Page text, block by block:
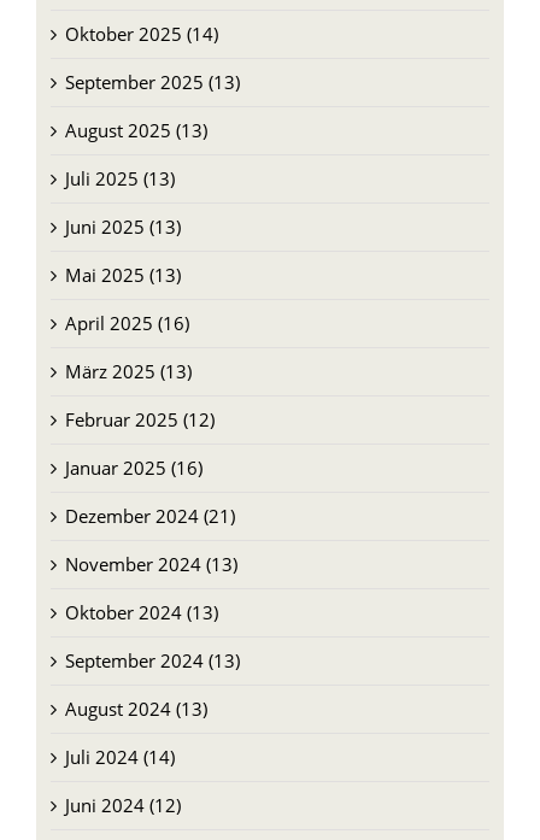
Oktober 2025 (14)
September 2025 (13)
August 2025 (13)
Juli 2025 (13)
Juni 2025 (13)
Mai 2025 (13)
April 2025 (16)
März 2025 (13)
Februar 2025 (12)
Januar 2025 (16)
Dezember 2024 (21)
November 2024 (13)
Oktober 2024 (13)
September 2024 (13)
August 2024 (13)
Juli 2024 (14)
Juni 2024 (12)